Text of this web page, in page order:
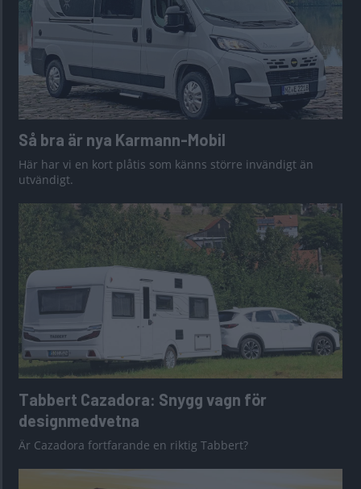
Så bra är nya Karmann-Mobil
Här har vi en kort plåtis som känns större invändigt än
utvändigt.
Tabbert Cazadora: Snygg vagn för
designmedvetna
Är Cazadora fortfarande en riktig Tabbert?